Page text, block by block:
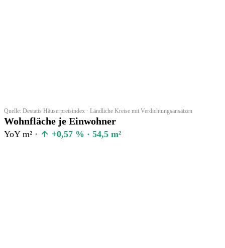
Quelle: Destatis Häuserpreisindex · Ländliche Kreise mit Verdichtungsansätzen
Wohnfläche je Einwohner
YoY m² · +0,57 % · 54,5 m²